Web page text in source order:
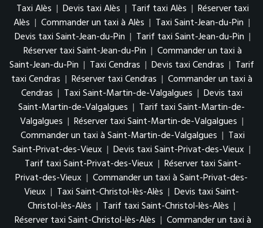
Taxi Alès | Devis taxi Alès | Tarif taxi Alès | Réserver taxi
Alès | Commander un taxi à Alès | Taxi Saint-Jean-du-Pin |
Devis taxi Saint-Jean-du-Pin | Tarif taxi Saint-Jean-du-Pin |
Réserver taxi Saint-Jean-du-Pin | Commander un taxi à
Saint-Jean-du-Pin | Taxi Cendras | Devis taxi Cendras | Tarif
taxi Cendras | Réserver taxi Cendras | Commander un taxi à
Cendras | Taxi Saint-Martin-de-Valgalgues | Devis taxi
Saint-Martin-de-Valgalgues | Tarif taxi Saint-Martin-de-
Valgalgues | Réserver taxi Saint-Martin-de-Valgalgues |
Commander un taxi à Saint-Martin-de-Valgalgues | Taxi
Saint-Privat-des-Vieux | Devis taxi Saint-Privat-des-Vieux |
Tarif taxi Saint-Privat-des-Vieux | Réserver taxi Saint-
Privat-des-Vieux | Commander un taxi à Saint-Privat-des-
Vieux | Taxi Saint-Christol-lès-Alès | Devis taxi Saint-
Christol-lès-Alès | Tarif taxi Saint-Christol-lès-Alès |
Réserver taxi Saint-Christol-lès-Alès | Commander un taxi à